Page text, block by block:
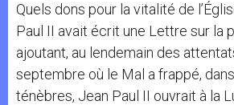
Quels dons pour la vitalité de
Paul II avait écrit une Lettre sur la
ajoutant, au lendemain des
septembre où le Mal a frappé,
ténèbres, Jean Paul II ouvrait à la